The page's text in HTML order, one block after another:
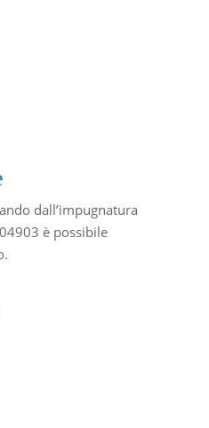
dall’impugnatura
è possibile